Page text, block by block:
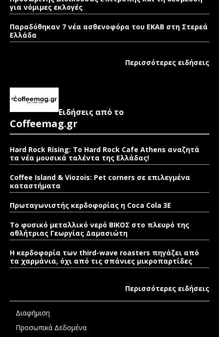
για νόμιμες εκλογές
Παραδόθηκαν 7 νέα ασθενοφόρα του ΕΚΑΒ στη Στερεά
Ελλάδα
Περισσότερες ειδήσεις
Ειδήσεις από το
Coffeemag.gr
Hard Rock Rising: Το Hard Rock Cafe Athens αναζητά
τα νέα μουσικά ταλέντα της Ελλάδας!
Coffee Island & Viozois: Pet corners σε επιλεγμένα
καταστήματα
Πρωταγωνιστής κερδοφορίας η Coca Cola 3E
Το φυσικό μεταλλικό νερό ΒΙΚΟΣ στο πλευρό της
αθλήτριας Γεωργίας Δαμασιώτη
Η κερδοφορία των third-wave roasters πηγάζει από
τα χαρμάνια, όχι από τις σπάνιες μικροπαρτίδες
Περισσότερες ειδήσεις
Διαφήμιση
Προσωπικά Δεδομένα